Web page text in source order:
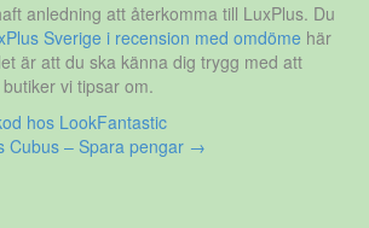
anledning att återkomma till LuxPlus. Du
Sverige i recension med omdöme här
är att du ska känna dig trygg med att
vi tipsar om.
hos LookFantastic
Cubus – Spara pengar →